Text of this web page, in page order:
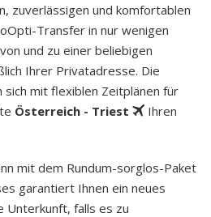
zuverlässigen und komfortablen
Transfer in nur wenigen
und zu einer beliebigen
Ihrer Privatadresse. Die
mit flexiblen Zeitplänen für
Österreich - Triest
Ihren
mit dem Rund­um-sorg­los-Pa­ket
garantiert Ihnen ein neues
Unterkunft, falls es zu